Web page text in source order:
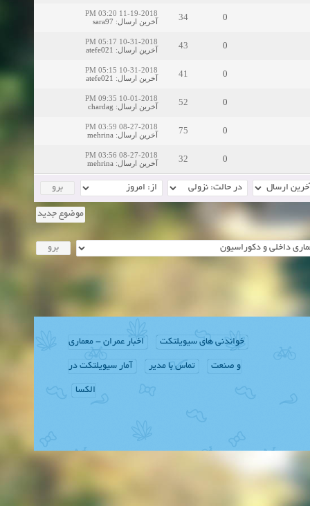
0
34
11-19-2018 03:20 PM
آخرین ارسال:
sara97
0
43
10-31-2018 05:17 PM
آخرین ارسال:
atefe021
0
41
10-31-2018 05:15 PM
آخرین ارسال:
atefe021
0
52
10-01-2018 09:35 PM
آخرین ارسال:
chardag
0
75
08-27-2018 03:59 PM
آخرین ارسال:
mehrina
0
32
08-27-2018 03:56 PM
آخرین ارسال:
mehrina
موضوع جدید
خواندنی های سیویلتکت اخبار عمران - معماری
و صنعت تماس با مدیر آمار سیویلتکت در
الکسا